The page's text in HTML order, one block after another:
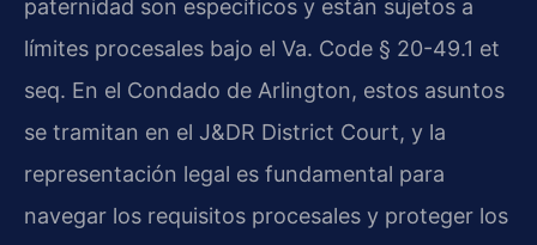
paternidad son específicos y están sujetos a
límites procesales bajo el Va. Code § 20-49.1 et
seq. En el Condado de Arlington, estos asuntos
se tramitan en el J&DR District Court, y la
representación legal es fundamental para
navegar los requisitos procesales y proteger los